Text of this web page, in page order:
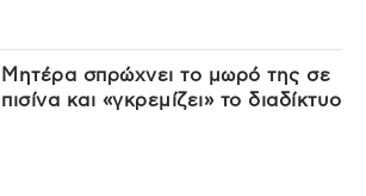
Μητέρα σπρώχνει το μωρό της σε
πισίνα και «γκρεμίζει» το διαδίκτυο